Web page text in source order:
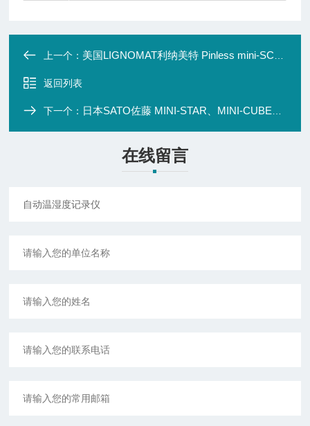
上一个： 美国LIGNOMAT利纳美特 Pinless mini-SCANNER D非破坏型木材湿度计
返回列表
下一个： 日本SATO佐藤 MINI-STAR、MINI-CUBE小型自记温湿度记录仪
在线留言